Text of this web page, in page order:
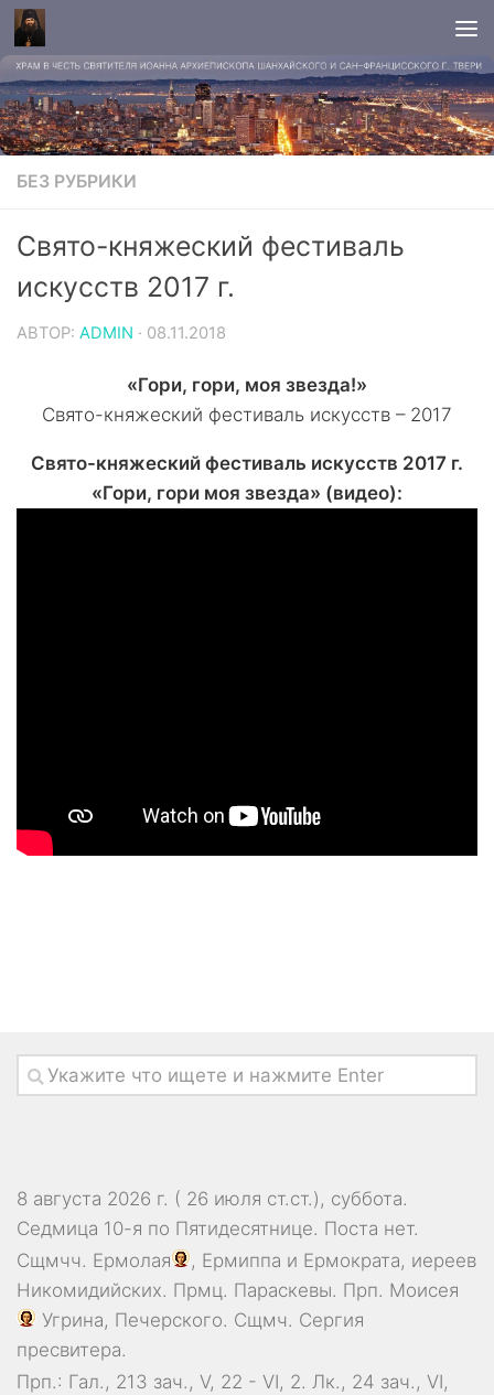
БЕЗ РУБРИКИ
Свято-княжеский фестиваль
искусств 2017 г.
АВТОР: ADMIN · 08.11.2018
«Гори, гори, моя звезда!»
Свято-княжеский фестиваль искусств – 2017
Свято-княжеский фестиваль искусств 2017 г.
«Гори, гори моя звезда» (видео):
8 августа 2026 г. ( 26 июля ст.ст.), суббота.
Седмица 10-я по Пятидесятнице. Поста нет.
Сщмчч. Ермолая , Ермиппа и Ермократа, иереев
Никомидийских. Прмц. Параскевы. Прп. Моисея
Угрина, Печерского. Сщмч. Сергия
пресвитера.
Прп.: Гал., 213 зач., V, 22 - VI, 2. Лк., 24 зач., VI,